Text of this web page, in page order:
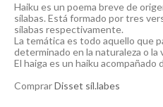
Haiku es un poema breve de
sílabas. Está formado por tres
sílabas respectivamente.
La temática es todo aquello que
determinado en la naturaleza o la
El haiga es un haiku acompañado
ComprarDisset síl.labes